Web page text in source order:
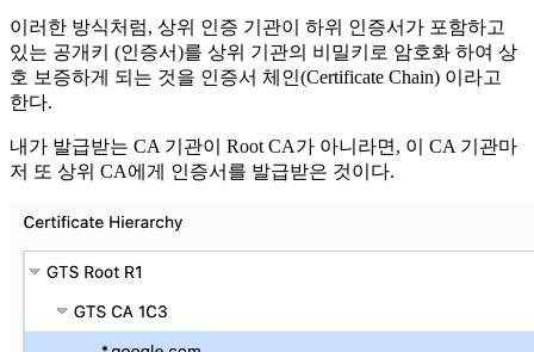
이러한 방식처럼, 상위 인증 기관이 하위 인증서가 포함하고
있는 공개키 (인증서)를 상위 기관의 비밀키로 암호화 하여 상
호 보증하게 되는 것을 인증서 체인(Certificate Chain) 이라고
한다.
내가 발급받는 CA 기관이 Root CA가 아니라면, 이 CA 기관마
저 또 상위 CA에게 인증서를 발급받은 것이다.